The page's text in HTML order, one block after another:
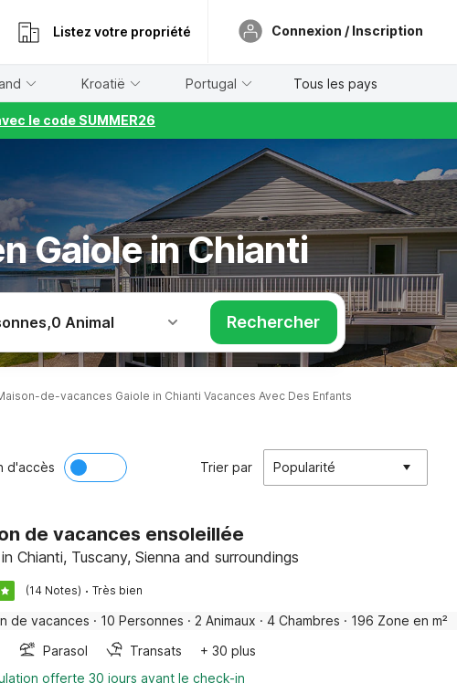
Listez votre propriété Connexion / Inscription
Kroatië Portugal Tous les pays
le code SUMMER26
Gaiole in Chianti
,0 Animal Rechercher
de-vacances Gaiole in Chianti Vacances Avec Des Enfants
d'accès Trier par Popularité
de vacances ensoleillée
Chianti, Tuscany, Sienna and surroundings
(14 Notes) · Très bien
de vacances · 10 Personnes · 2 Animaux · 4 Chambres · 196 Zone en m²
Parasol Transats
+ 30 plus
offerte 30 jours avant le check-in